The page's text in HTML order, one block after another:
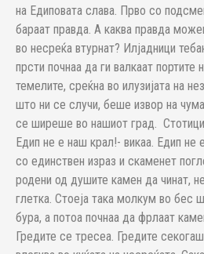
на Едиповата слава. Прво со
бараaт правда. А каква правда
во несреќа втурнат? Илјадници
прсти почнаа да ги валкаат портите
темелите, среќна во илузијата на
што ни се случи, беше извор на
се ширеше во нашиот град. Стотици
Едип не е наш крал!- викаа. Едип не
со единствен израз и скаменет
родени од душите камен да чинат,
глетка. Стоеја така молкум во бес
бура, а потоа почнаа да фрлаат
Гредите се тресеа. Гредите